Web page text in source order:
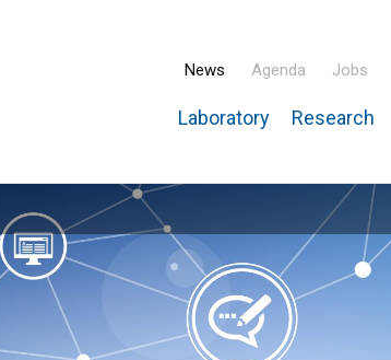
Institute – IPHC
News Agenda Jobs
Laboratory Research